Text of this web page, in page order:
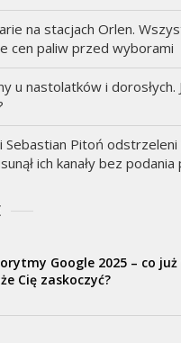
na stacjach Orlen.
cen paliw przed wyborami
u nastolatków i dorosłych.
Sebastian Pitoń
ich kanały bez
Google 2025 – co
Cię zaskoczyć?